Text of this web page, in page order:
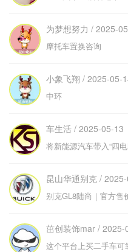
为梦想努力 / 2025-
摩托车置换咨询
小象飞翔 / 2025-05-
中环
车生活 / 2025-05-13
将新能源汽车带入“四
昆山华通别克 /
别克GL8陆尚｜官方售
茁创装饰mar / 2025-
这个平台上买二手车可